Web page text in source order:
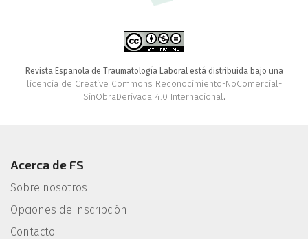
Revista Española de Traumatología Laboral está distribuida bajo una
licencia de Creative Commons Reconocimiento-NoComercial-
SinObraDerivada 4.0 Internacional.
Acerca de FS
Sobre nosotros
Opciones de inscripción
Contacto